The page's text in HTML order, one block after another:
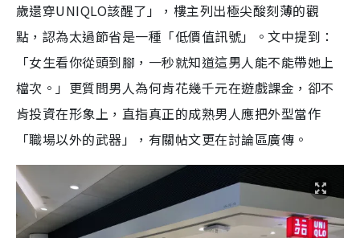
歲還穿UNIQLO該醒了」，樓主列出極尖酸刻薄的觀
點，認為太過節省是一種「低價值訊號」。文中提到：
「女生看你從頭到腳，一秒就知道這男人能不能帶她上
檔次。」更質問男人為何肯花幾千元在遊戲課金，卻不
肯投資在形象上，直指真正的成熟男人應把外型當作
「職場以外的武器」，有關帖文更在討論區廣傳。